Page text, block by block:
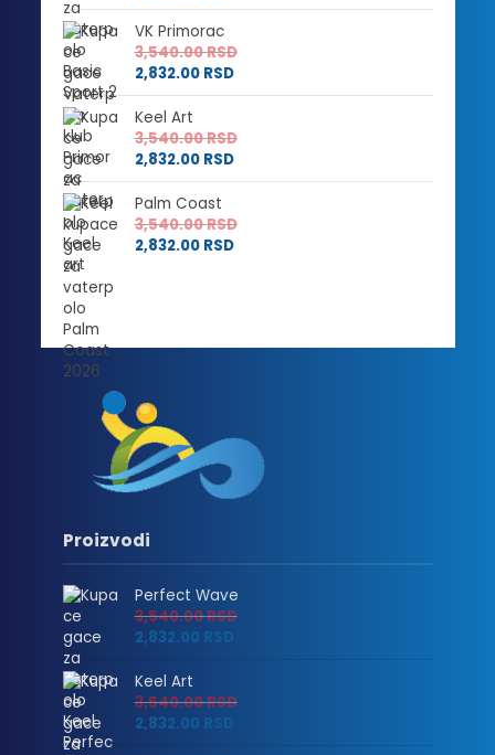
VK Primorac
3,540.00RSD
2,832.00 RSD
Keel Art
3,540.00RSD
2,832.00 RSD
Palm Coast
3,540.00RSD
2,832.00 RSD
Proizvodi
Perfect Wave
3,540.00RSD
2,832.00 RSD
Keel Art
3,540.00RSD
2,832.00 RSD